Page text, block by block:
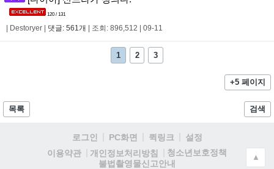
120 / 131
Destoryer 댓글: 561개 조회: 896,512 09-11
1 2 3
+5 페이지
목록 검색
로그인 PC화면 퀵링크
설정
이용약관
개인정보처리방침
청소년보호정책
불법촬영물신고안내
▲